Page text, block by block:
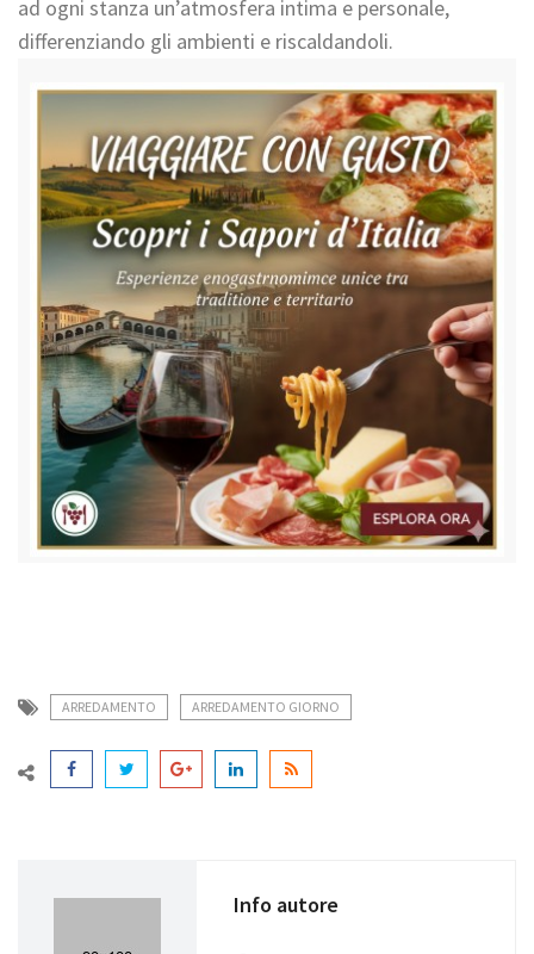
ad ogni stanza un’atmosfera intima e personale,
differenziando gli ambienti e riscaldandoli.
ARREDAMENTO ARREDAMENTO GIORNO
Info autore